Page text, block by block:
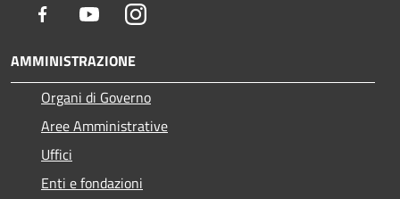
Facebook YoutubeInstagram
AMMINISTRAZIONE
Organi di Governo
Aree Amministrative
Uffici
Enti e fondazioni